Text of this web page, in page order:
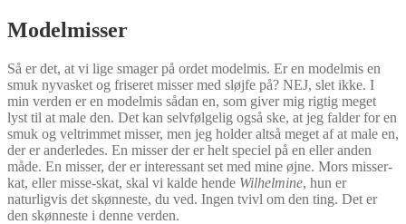
Modelmisser
Så er det, at vi lige smager på ordet modelmis. Er en modelmis en
smuk nyvasket og friseret misser med sløjfe på? NEJ, slet ikke. I
min verden er en modelmis sådan en, som giver mig rigtig meget
lyst til at male den. Det kan selvfølgelig også ske, at jeg falder for en
smuk og veltrimmet misser, men jeg holder altså meget af at male en,
der er anderledes. En misser der er helt speciel på en eller anden
måde. En misser, der er interessant set med mine øjne. Mors misser-
kat, eller misse-skat, skal vi kalde hende Wilhelmine, hun er
naturligvis det skønneste, du ved. Ingen tvivl om den ting. Det er
den skønneste i denne verden.